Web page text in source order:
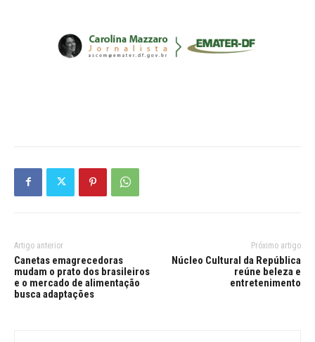
Artigo anterior
Canetas emagrecedoras
mudam o prato dos brasileiros
e o mercado de alimentação
busca adaptações
Próximo artigo
Núcleo Cultural da República
reúne beleza e
entretenimento